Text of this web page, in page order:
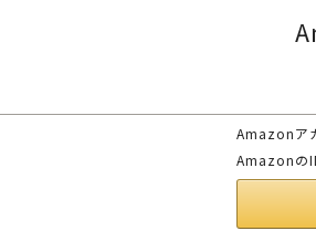
Amazonア
Amazonの